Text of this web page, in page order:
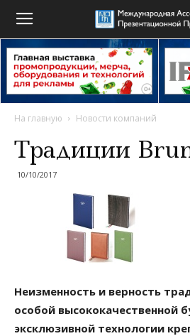
На главную Новости компаний
Традиции
10/10/2017
Неизменность и верность
особой высококачественной
эксклюзивной технологии